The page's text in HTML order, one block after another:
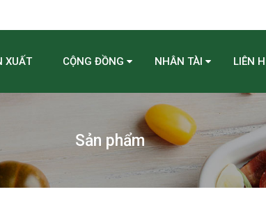
XUẤT CỘNG ĐỒNG NHÂN TÀI LIÊN
Sản phẩm